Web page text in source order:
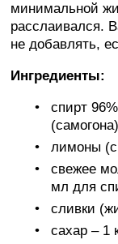
минимальной
расслаивался.
не добавлять,
Ингредиенты:
спирт
лимоны
свежее
мл для
сливки
сахар – 1